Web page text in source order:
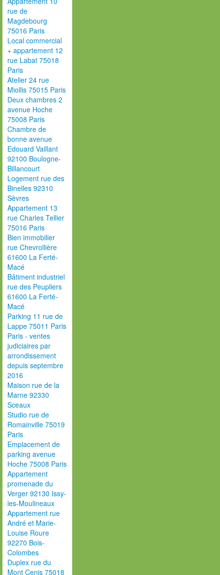
rue de
Magdebourg
75016 Paris
Local commercial
+ appartement 12
rue Labat 75018
Paris
Atelier 24 rue
Miollis 75015 Paris
Deux chambres 2
avenue Hoche
75008 Paris
Chambre de
bonne avenue
Edouard Vaillant
92100 Boulogne-
Billancourt
Logement rue des
Binelles 92310
Sèvres
Appartement 13
rue Charles Tellier
75016 Paris
Bien immobilier
rue Chevrollière
61600 La Ferté-
Macé
Bâtiment industriel
rue des Peupliers
61600 La Ferté-
Macé
Parking 11 rue de
Lappe 75011 Paris
Paris - ventes
judiciaires par
arrondissement
depuis septembre
2016
Maison rue de la
Marne 92330
Sceaux
Studio rue de
Romainville 75019
Paris
Emplacement de
parking avenue
Hoche 75008 Paris
Appartement
promenade du
Verger 92130 Issy-
les-Moulineaux
Appartement rue
André et Marie-
Louise Roure
92270 Bois-
Colombes
Duplex rue du
Mont Cenis 75018